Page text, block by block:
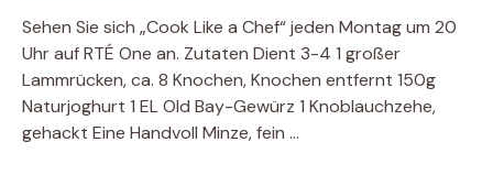
Sehen Sie sich „Cook Like a Chef“ jeden Montag um 20
Uhr auf RTÉ One an. Zutaten Dient 3-4 1 großer
Lammrücken, ca. 8 Knochen, Knochen entfernt 150g
Naturjoghurt 1 EL Old Bay-Gewürz 1 Knoblauchzehe,
gehackt Eine Handvoll Minze, fein …